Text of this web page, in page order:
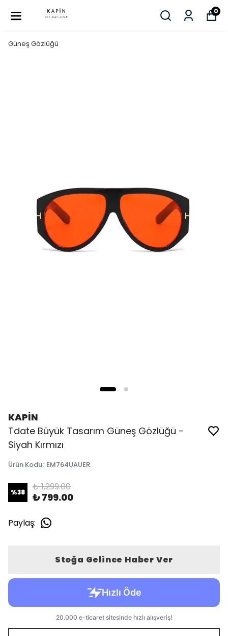
0
Güneş Gözlüğü
KAPİN
Tdate Büyük Tasarım Güneş Gözlüğü -
Siyah Kırmızı
Ürün Kodu: EM764UAUER
%38 ₺ 1,299.00
₺ 799.00
Paylaş:
Stoğa Gelince Haber Ver